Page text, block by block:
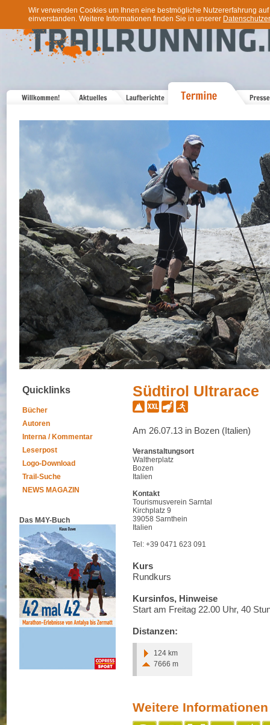
Wir verwenden Cookies um Ihnen eine bestmögliche Nutzererfahrung
einverstanden. Weitere Informationen finden Sie in unserer
Quicklinks
Bücher
Autoren
Interna / Kommentar
Leserpost
Logo-Download
Trail-Suche
NEWS MAGAZIN
Das M4Y-Buch
Südtirol Ultrarace
Am 26.07.13 in Bozen (Italien)
Veranstaltungsort
Waltherplatz
Bozen
Italien
Kontakt
Tourismusverein Sarntal
Kirchplatz 9
39058 Sarnthein
Italien
Tel: +39 0471 623 091
Kurs
Rundkurs
Kursinfos, Hinweise
Start am Freitag 22.00 Uhr, 40
Distanzen:
124 km
7666 m
Weitere Informationen